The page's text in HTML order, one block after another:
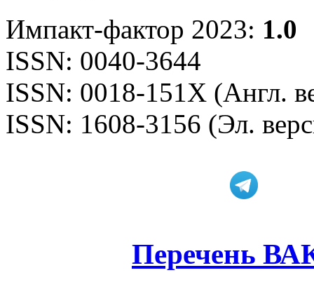
Импакт-фактор 2023: 1.0
ISSN: 0040-3644
ISSN: 0018-151X (Англ.
ISSN: 1608-3156 (Эл.
Перечень